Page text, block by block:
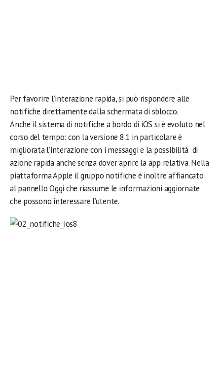
Per favorire l’interazione rapida, si può rispondere alle
notifiche direttamente dalla schermata di sblocco.
Anche il sistema di notifiche a bordo di iOS si è evoluto nel
corso del tempo: con la versione 8.1 in particolare è
migliorata l’interazione con i messaggi e la possibilità di
azione rapida anche senza dover aprire la app relativa. Nella
piattaforma Apple il gruppo notifiche è inoltre affiancato
al pannello Oggi che riassume le informazioni aggiornate
che possono interessare l’utente.